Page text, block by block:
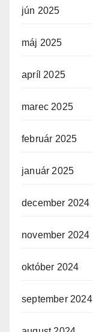
jún 2025
máj 2025
apríl 2025
marec 2025
február 2025
január 2025
december 2024
november 2024
október 2024
september 2024